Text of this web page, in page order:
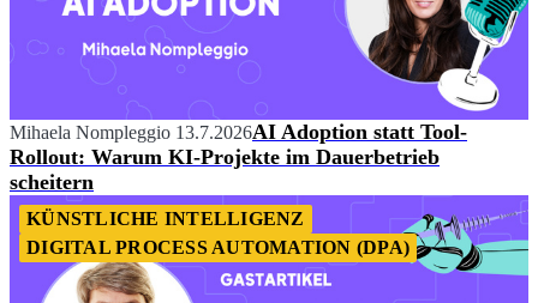
Mihaela Nompleggio 13.7.2026AI Adoption statt Tool-
Rollout: Warum KI-Projekte im Dauerbetrieb
scheitern
KÜNSTLICHE INTELLIGENZ
DIGITAL PROCESS AUTOMATION (DPA)